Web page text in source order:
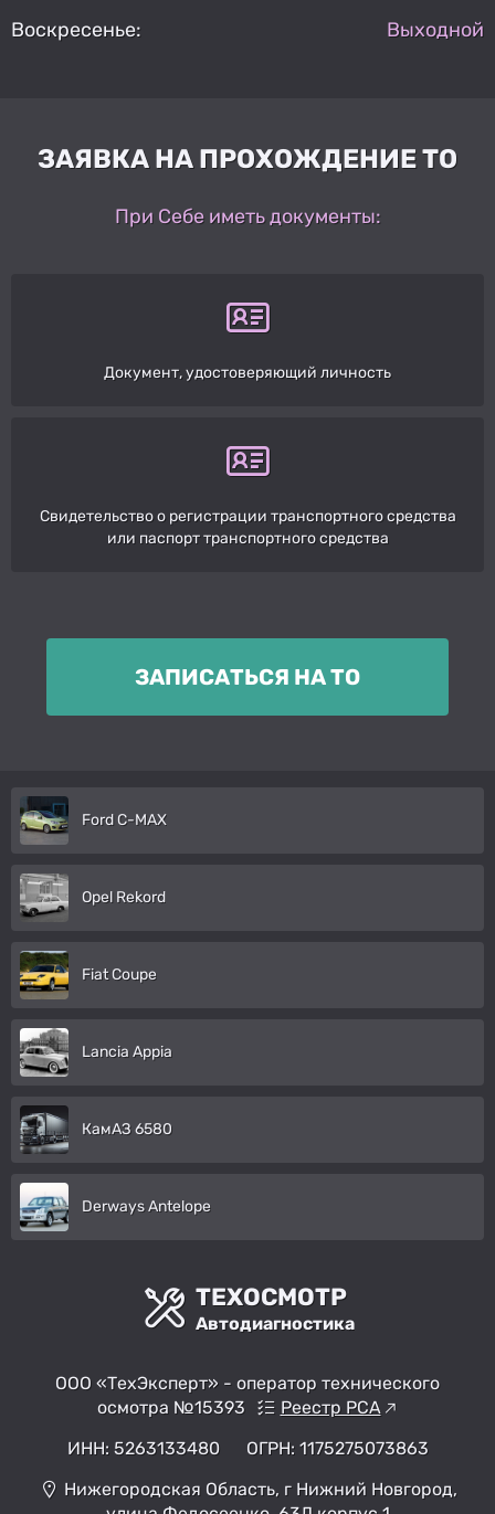
Воскресенье:
Выходной
ЗАЯВКА НА ПРОХОЖДЕНИЕ ТО
При Себе иметь документы:
Документ, удостоверяющий личность
Свидетельство о регистрации транспортного средства
или паспорт транспортного средства
ЗАПИСАТЬСЯ НА ТО
Ford C-MAX
Opel Rekord
Fiat Coupe
Lancia Appia
КамАЗ 6580
Derways Antelope
ТЕХОСМОТР
Автодиагностика
ООО «ТехЭксперт» - оператор технического
осмотра №15393
Реестр РСА
ИНН: 5263133480
ОГРН: 1175275073863
Нижегородская Область, г Нижний Новгород,